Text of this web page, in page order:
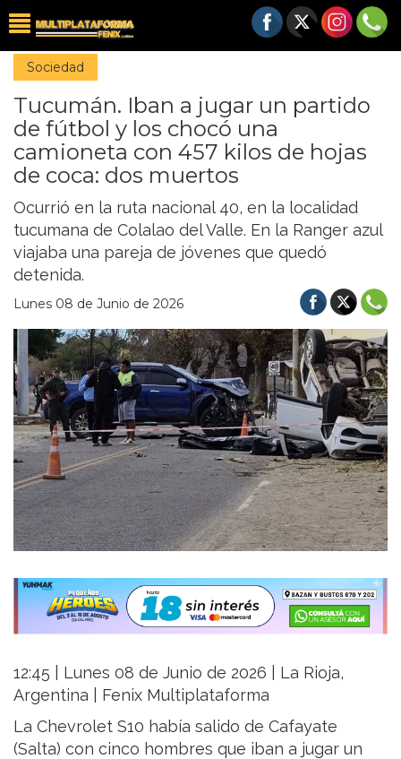
Sociedad
Tucumán. Iban a jugar un partido
de fútbol y los chocó una
camioneta con 457 kilos de hojas
de coca: dos muertos
Ocurrió en la ruta nacional 40, en la localidad
tucumana de Colalao del Valle. En la Ranger azul
viajaba una pareja de jóvenes que quedó
detenida.
Lunes 08 de Junio de 2026
12:45 | Lunes 08 de Junio de 2026 | La Rioja,
Argentina | Fenix Multiplataforma
La Chevrolet S10 había salido de Cafayate
(Salta) con cinco hombres que iban a jugar un